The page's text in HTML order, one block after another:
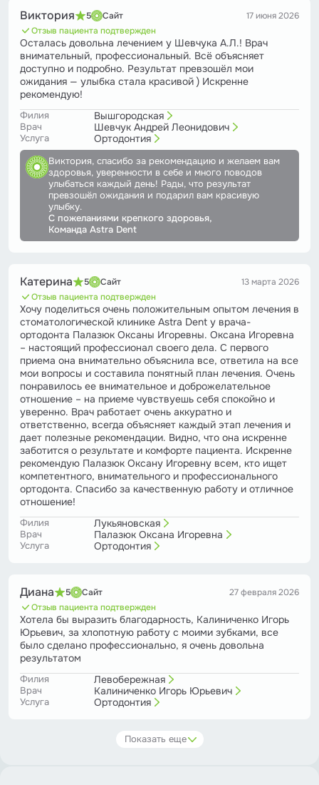
Виктория 5 Сайт
17 июня 2026
Отзыв пациента подтвержден
Осталась довольна лечением у Шевчука А.Л.! Врач
внимательный, профессиональный. Всё объясняет
доступно и подробно. Результат превзошёл мои
ожидания — улыбка стала красивой ) Искренне
рекомендую!
Филия Вышгородская
Врач Шевчук Андрей Леонидович
Услуга Ортодонтия
Виктория, спасибо за рекомендацию и желаем вам
здоровья, уверенности в себе и много поводов
улыбаться каждый день! Рады, что результат
превзошёл ожидания и подарил вам красивую
улыбку.
С пожеланиями крепкого здоровья,
Команда Astra Dent
Катерина 5 Сайт
13 марта 2026
Отзыв пациента подтвержден
Хочу поделиться очень положительным опытом лечения в
стоматологической клинике Astra Dent у врача-
ортодонта Палазюк Оксаны Игоревны. Оксана Игоревна
– настоящий профессионал своего дела. С первого
приема она внимательно объяснила все, ответила на все
мои вопросы и составила понятный план лечения. Очень
понравилось ее внимательное и доброжелательное
отношение – на приеме чувствуешь себя спокойно и
уверенно. Врач работает очень аккуратно и
ответственно, всегда объясняет каждый этап лечения и
дает полезные рекомендации. Видно, что она искренне
заботится о результате и комфорте пациента. Искренне
рекомендую Палазюк Оксану Игоревну всем, кто ищет
компетентного, внимательного и профессионального
ортодонта. Спасибо за качественную работу и отличное
отношение!
Филия Лукьяновская
Врач Палазюк Оксана Игоревна
Услуга Ортодонтия
Диана 5 Сайт
27 февраля 2026
Отзыв пациента подтвержден
Хотела бы выразить благодарность, Калиниченко Игорь
Юрьевич, за хлопотную работу с моими зубками, все
было сделано профессионально, я очень довольна
результатом
Филия Левобережная
Врач Калиниченко Игорь Юрьевич
Услуга Ортодонтия
Показать еще